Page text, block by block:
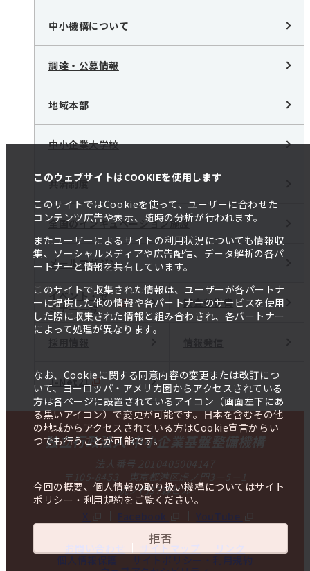
このウェブサイトはCOOKIEを使用します
このサイトではCookieを使って、ユーザーに合わせた
コンテンツ広告や表示、随時の分析が行われます。
またユーザーによるサイトの利用状況についても情報収
集、ソーシャルメディアや広告配信、データ解析の各パ
ートナーと情報を共有しています。
このサイトで収集された情報は、ユーザーが各パートナ
ーに提供した他の情報や各パートナーのサービスを使用
した際に収集された情報と組み合わされ、各パートナー
によって処理が異なります。
なお、Cookieに関する同意内容の変更または改訂につ
いて、ヨーロッパ・アメリカ圏からアクセスされている
方は各ページに設置されているアイコン（画面左下にあ
る黒いアイコン）で変更が可能です。日本を含むその他
の地域からアクセスされている方はCookie宣言からい
つでも行うことが可能です。
今回の概要、個人情報の取り扱い機構についてはサイト
ポリシー・利用規約をご覧ください。
拒否
中小機構について
調達・公募情報
地域本部
中小企業大学校
共済制度
全国のインキュベーション施設
メールマガジン
イベント・セ
ミナー一覧
調査報告書
J-Net21
独立行政法人 中小企業基盤整備機構
法人番号 2010405004147
〒105-8453 東京都港区虎ノ門3－5－1
虎ノ門37森ビル
X
Facebook YouTube
お問い合わせ サイトマップ
リンク
個人情報保護
サイトポリシー・利用規約